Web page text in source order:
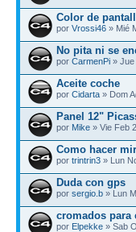
Color de
por Vrossi46 » Mié
No pita ni se
por CarmenPi » Jue
Aceite coche
por Cidarta » Dom
Panel 12"
por Mike » Vie Feb
Como hacer
por trintrin3 » Lun
Duda con gps
por sergio.b » Lun
cromados para
por Elpekke » Sab